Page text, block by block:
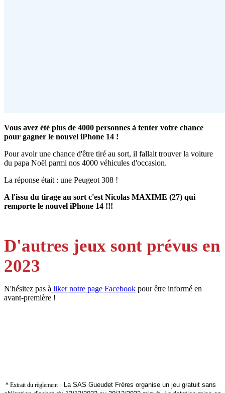
Vous avez été plus de 4000 personnes à tenter votre chance
pour gagner le nouvel iPhone 14 !
Pour avoir une chance d'être tiré au sort, il fallait trouver la voiture
du papa Noël parmi nos 4000 véhicules d'occasion.
La réponse était : une Peugeot 308 !
A l'issu du tirage au sort c'est Nicolas MAXIME (27) qui
remporte le nouvel iPhone 14 !!!
D'autres jeux sont prévus en
2023
N'hésitez pas à liker notre page Facebook pour être informé en
avant-première !
* Extrait du règlement :
La SAS Gueudet Frères organise un jeu gratuit sans